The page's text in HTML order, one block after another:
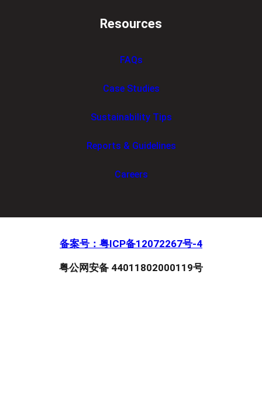
Resources
FAQs
Case Studies
Sustainability Tips
Reports & Guidelines
Careers
备案号：粤ICP备12072267号-4
粤公网安备 44011802000119号